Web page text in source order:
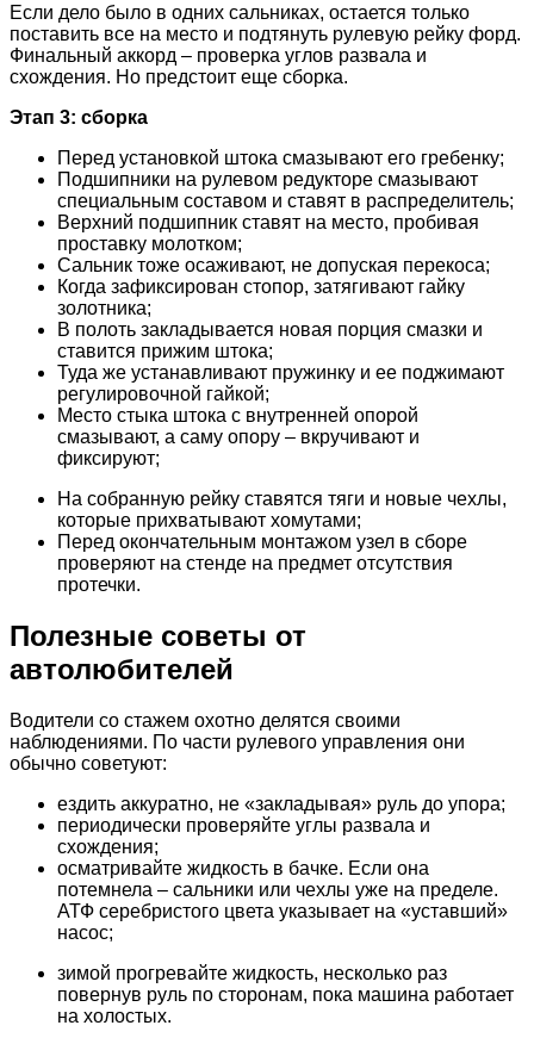
Если дело было в одних сальниках, остается только
поставить все на место и подтянуть рулевую рейку форд.
Финальный аккорд – проверка углов развала и
схождения. Но предстоит еще сборка.
Этап 3: сборка
Перед установкой штока смазывают его гребенку;
Подшипники на рулевом редукторе смазывают
специальным составом и ставят в распределитель;
Верхний подшипник ставят на место, пробивая
проставку молотком;
Сальник тоже осаживают, не допуская перекоса;
Когда зафиксирован стопор, затягивают гайку
золотника;
В полоть закладывается новая порция смазки и
ставится прижим штока;
Туда же устанавливают пружинку и ее поджимают
регулировочной гайкой;
Место стыка штока с внутренней опорой
смазывают, а саму опору – вкручивают и
фиксируют;
На собранную рейку ставятся тяги и новые чехлы,
которые прихватывают хомутами;
Перед окончательным монтажом узел в сборе
проверяют на стенде на предмет отсутствия
протечки.
Полезные советы от
автолюбителей
Водители со стажем охотно делятся своими
наблюдениями. По части рулевого управления они
обычно советуют:
ездить аккуратно, не «закладывая» руль до упора;
периодически проверяйте углы развала и
схождения;
осматривайте жидкость в бачке. Если она
потемнела – сальники или чехлы уже на пределе.
АТФ серебристого цвета указывает на «уставший»
насос;
зимой прогревайте жидкость, несколько раз
повернув руль по сторонам, пока машина работает
на холостых.